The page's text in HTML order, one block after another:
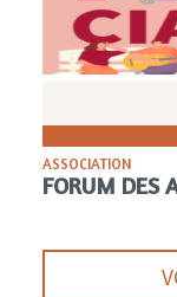
ASSOCIATION
FORUM DES